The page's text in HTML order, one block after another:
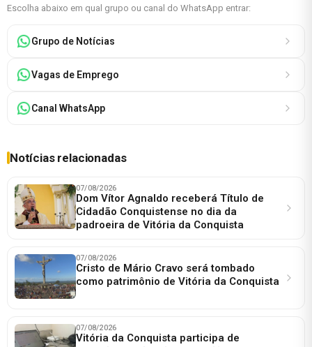
Escolha abaixo em qual grupo ou canal do WhatsApp entrar:
Grupo de Notícias
Vagas de Emprego
Canal WhatsApp
Notícias relacionadas
07/08/2026
Dom Vítor Agnaldo receberá Título de
Cidadão Conquistense no dia da
padroeira de Vitória da Conquista
07/08/2026
Cristo de Mário Cravo será tombado
como patrimônio de Vitória da Conquista
07/08/2026
Vitória da Conquista participa de